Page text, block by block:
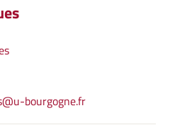
bourgogne.fr